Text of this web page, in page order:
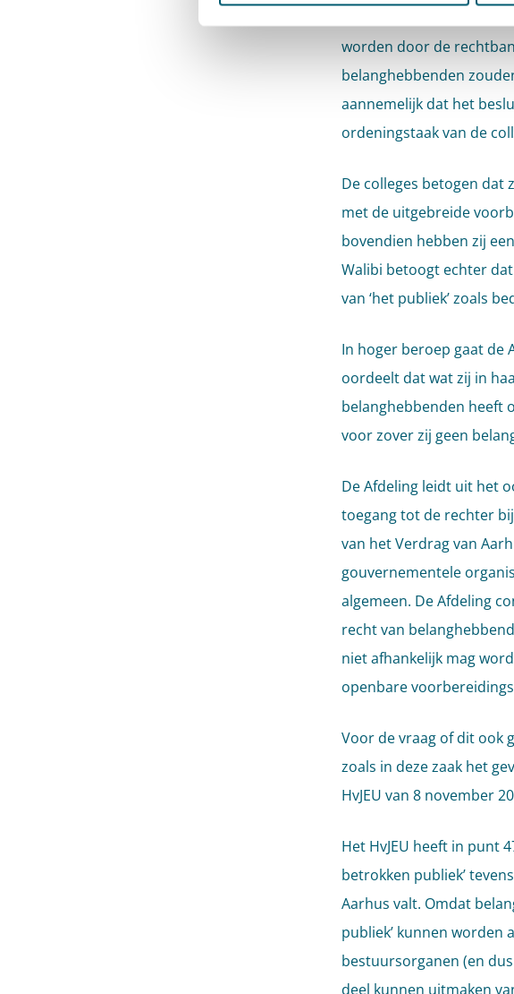
worden door de
belanghebbenden
aannemelijk dat het
ordeningstaak van de
De colleges betogen dat
met de uitgebreide
bovendien hebben zij
Walibi betoogt echter
van ‘het publiek’ zoals
In hoger beroep gaat de
oordeelt dat wat zij in
belanghebbenden heeft
voor zover zij geen
De Afdeling leidt uit het
toegang tot de rechter
van het Verdrag van
gouvernementele
algemeen. De Afdeling
recht van
niet afhankelijk mag
openbare
Voor de vraag of dit ook
zoals in deze zaak het
HvJEU van 8 november
Het HvJEU heeft in punt
betrokken publiek’
Aarhus valt. Omdat
publiek’ kunnen worden
bestuursorganen (en
deel kunnen uitmaken